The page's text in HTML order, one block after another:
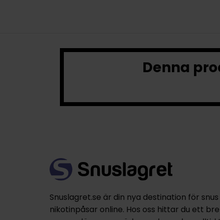
Denna
Snuslagret.se är din nya destination för
nikotinpåsar online. Hos oss hittar du ett